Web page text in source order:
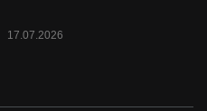
17.07.2026